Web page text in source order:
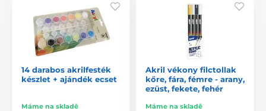
14 darabos akrilfesték
készlet + ajándék ecset
Máme na skladě
Akril vékony filctollak
kőre, fára, fémre - arany,
ezüst, fekete, fehér
Máme na skladě